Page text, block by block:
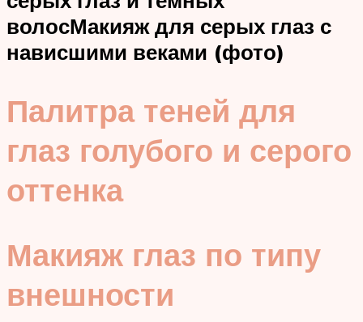
волосМакияж для серых глаз с
нависшими веками (фото)
Палитра теней для
глаз голубого и серого
оттенка
Макияж глаз по типу
внешности